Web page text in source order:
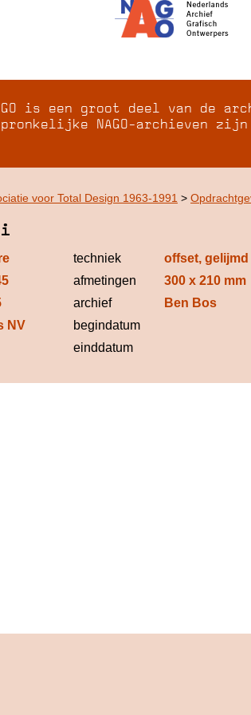
is een groot deel van de
NAGO-archieven
voor Total Design 1963-1991 >
techniek
offset,
afmetingen
300 x 210 mm
archief
Ben Bos
NV
begindatum
einddatum